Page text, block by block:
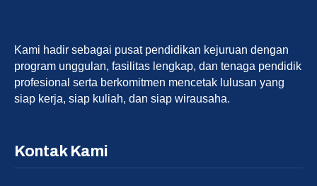
Kami hadir sebagai pusat pendidikan kejuruan dengan
program unggulan, fasilitas lengkap, dan tenaga pendidik
profesional serta berkomitmen mencetak lulusan yang
siap kerja, siap kuliah, dan siap wirausaha.
Kontak Kami